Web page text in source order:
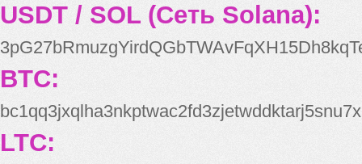
USDT / SOL (Сеть Solana):
BTC:
bc1qq3jxqlha3nkptwac2fd3zjetwddktarj5snu7x
LTC: